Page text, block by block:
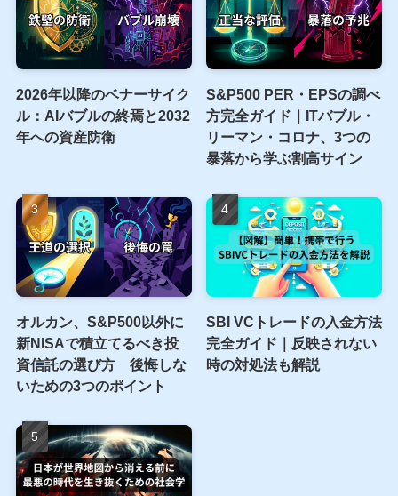
また当サイト記事を紹介いただいた際はTwitterで拡散し
ます。
お気軽にTwitterのDMにてご連絡ください。
人気記事
2026年以降のベナーサイク
ル：AIバブルの終焉と2032
年への資産防衛
S&P500 PER・EPSの調べ
方完全ガイド｜ITバブル・
リーマン・コロナ、3つの
暴落から学ぶ割高サイン